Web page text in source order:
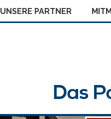
UNSERE PARTNER
Das